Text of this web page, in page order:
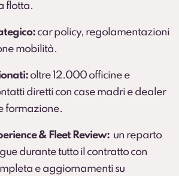
flotta.
car policy, regolamentazioni
mobilità.
oltre 12.000 officine e
diretti con case madri e dealer
formazione.
& Fleet Review: un reparto
durante tutto il contratto con
e aggiornamenti su